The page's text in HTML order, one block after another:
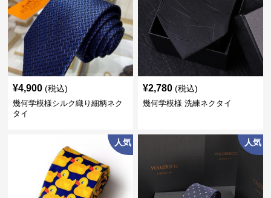
¥4,900 (税込)
幾何学模様シルク織り細柄ネク
タイ
¥2,780 (税込)
幾何学模様 洗練ネクタイ
人気 人気